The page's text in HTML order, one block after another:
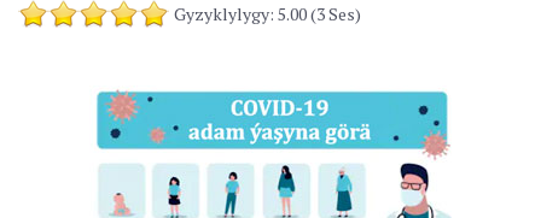
Gyzyklylygy: 5.00 (3 Ses)